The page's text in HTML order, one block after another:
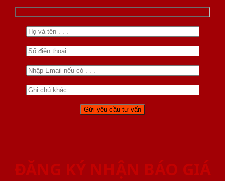
ĐĂNG KÝ NHẬN BÁO GIÁ